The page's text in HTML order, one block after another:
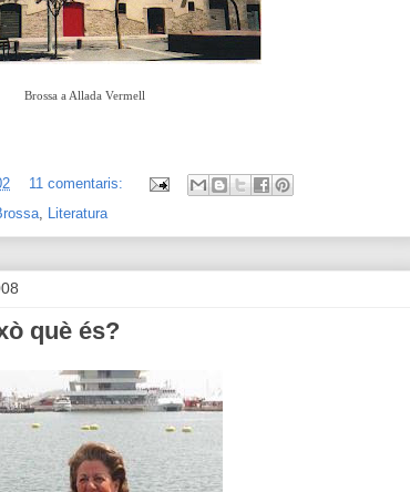
Brossa a Allada Vermell
11 comentaris:
, Literatura
què és?